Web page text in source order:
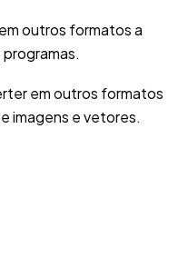
outros formatos a
em outros formatos
imagens e vetores.